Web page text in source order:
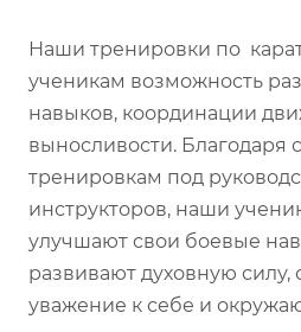
Наши тренировки по
ученикам возможность
навыков, координации
выносливости. Благодаря
тренировкам под
инструкторов, наши
улучшают свои боевые
развивают духовную
уважение к себе и